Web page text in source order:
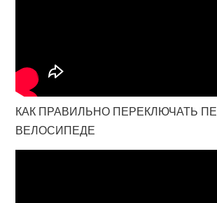
КАК ПРАВИЛЬНО ПЕРЕКЛЮЧАТЬ
ВЕЛОСИПЕДЕ